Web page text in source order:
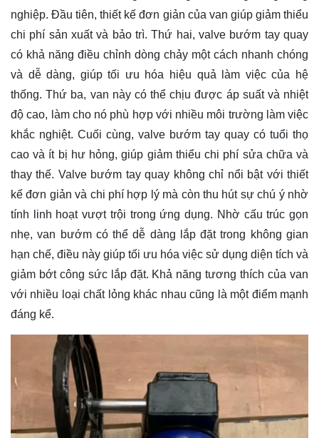
nghiệp. Đầu tiên, thiết kế đơn giản của van giúp giảm thiểu
chi phí sản xuất và bảo trì. Thứ hai, valve bướm tay quay
có khả năng điều chỉnh dòng chảy một cách nhanh chóng
và dễ dàng, giúp tối ưu hóa hiệu quả làm việc của hệ
thống. Thứ ba, van này có thể chịu được áp suất và nhiệt
độ cao, làm cho nó phù hợp với nhiều môi trường làm việc
khắc nghiệt. Cuối cùng, valve bướm tay quay có tuổi thọ
cao và ít bị hư hỏng, giúp giảm thiểu chi phí sửa chữa và
thay thế. Valve bướm tay quay không chỉ nổi bật với thiết
kế đơn giản và chi phí hợp lý mà còn thu hút sự chú ý nhờ
tính linh hoạt vượt trội trong ứng dụng. Nhờ cấu trúc gọn
nhẹ, van bướm có thể dễ dàng lắp đặt trong không gian
hạn chế, điều này giúp tối ưu hóa việc sử dụng diện tích và
giảm bớt công sức lắp đặt. Khả năng tương thích của van
với nhiều loại chất lỏng khác nhau cũng là một điểm mạnh
đáng kể.